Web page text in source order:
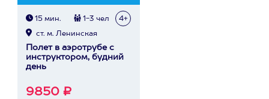
15 мин. 1-3 чел 4+
ст. м. Ленинская
Полет в аэротрубе с
инструктором, будний
день
9850 ₽